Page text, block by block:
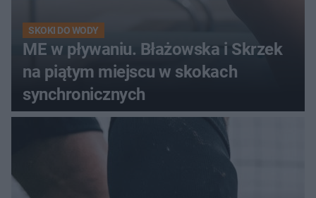
SKOKI DO WODY
ME w pływaniu. Błażowska i Skrzek
na piątym miejscu w skokach
synchronicznych